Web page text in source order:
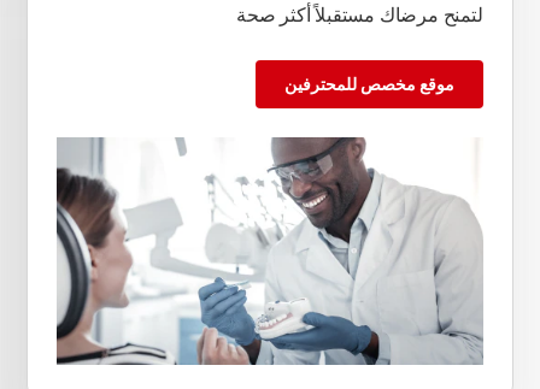
لتمنح مرضاك مستقبلاً أكثر صحة
موقع مخصص للمحترفين